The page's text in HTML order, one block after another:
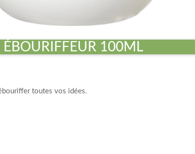
ÉBOURIFFEUR 100ML
toutes vos idées.